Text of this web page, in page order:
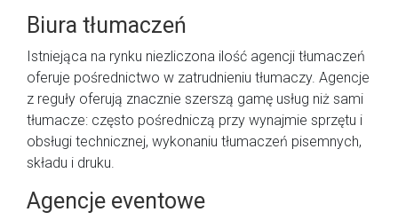
Biura tłumaczeń
Istniejąca na rynku niezliczona ilość agencji tłumaczeń
oferuje pośrednictwo w zatrudnieniu tłumaczy. Agencje
z reguły oferują znacznie szerszą gamę usług niż sami
tłumacze: często pośredniczą przy wynajmie sprzętu i
obsługi technicznej, wykonaniu tłumaczeń pisemnych,
składu i druku.
Agencje eventowe